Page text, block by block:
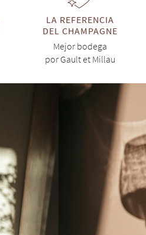
LA REFERENCIA
DEL CHAMPAGNE
Mejor bodega
por Gault et Millau